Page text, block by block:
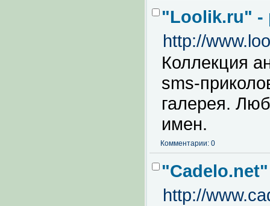
"Loolik.ru" -
http://
Коллекция
sms-
галерея.
имен.
Комментарии: 0
http://